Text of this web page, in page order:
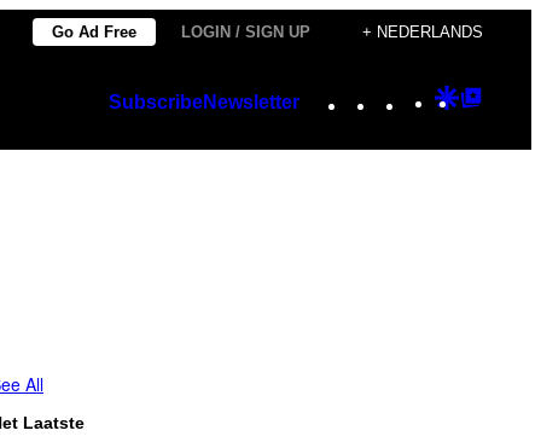
Go Ad Free LOGIN / SIGN UP + NEDERLANDS
SubscribeNewsletter Instagram
TikTok
YouTube
Google
All
Laatste